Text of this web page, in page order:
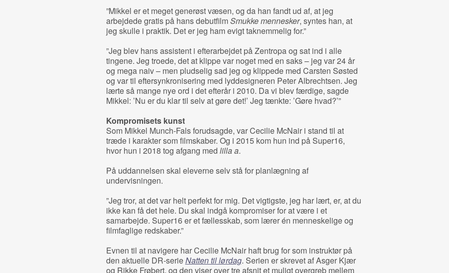
”Mikkel er et meget generøst væsen, og da han fandt ud af, at jeg
arbejdede gratis på hans debutfilmSmukke mennesker, syntes han, at
jeg skulle i praktik. Det er jeg ham evigt taknemmelig for.”
”Jeg blev hans assistent i efterarbejdet på Zentropa og sat ind i alle
tingene. Jeg troede, det at klippe var noget med en saks – jeg var 24 år
og mega naiv – men pludselig sad jeg og klippede med Carsten Søsted
og var til eftersynkronisering med lyddesigneren Peter Albrechtsen. Jeg
lærte så mange nye ord i det efterår i 2010. Da vi blev færdige, sagde
Mikkel: ’Nu er du klar til selv at gøre det!’ Jeg tænkte: ’Gøre hvad?’”
Kompromisets kunst
Som Mikkel Munch-Fals forudsagde, var Cecilie McNair i stand til at
træde i karakter som filmskaber. Og i 2015 kom hun ind på Super16,
hvor hun i 2018 tog afgang med lilla a.
På uddannelsen skal eleverne selv stå for planlægning af
undervisningen.
”Jeg tror, at det var helt perfekt for mig. Det vigtigste, jeg har lært, er, at du
ikke kan få det hele. Du skal indgå kompromiser for at være i et
samarbejde. Super16 er et fællesskab, som lærer én menneskelige og
filmfaglige redskaber.”
Evnen til at navigere har Cecilie McNair haft brug for som instruktør på
den aktuelle DR-serieNatten til lørdag. Serien er skrevet af Asger Kjær
og Rikke Frøbert, og den viser over tre afsnit et muligt overgreb mellem